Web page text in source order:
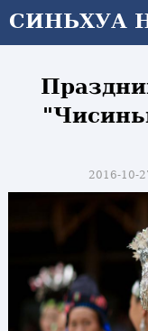
СИНЬХУА
2016-10-